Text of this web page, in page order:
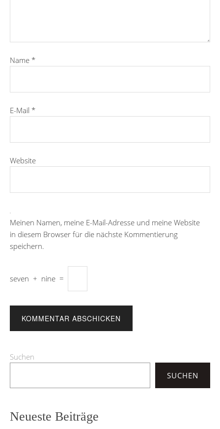
Name *
E-Mail *
Website
Meinen Namen, meine E-Mail-Adresse und meine Website
in diesem Browser für die nächste Kommentierung
speichern.
seven + nine =
Suchen
SUCHEN
Neueste Beiträge